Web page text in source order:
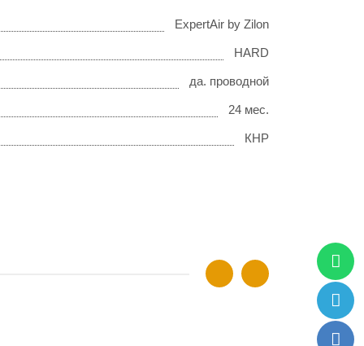
ExpertAir by Zilon
HARD
да. проводной
24 мес.
КНР